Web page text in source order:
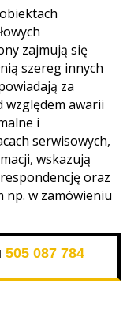
zajmują się
szereg innych
za
awarii
i
serwisowych,
wskazują
oraz
np. w zamówieniu
505 087 784